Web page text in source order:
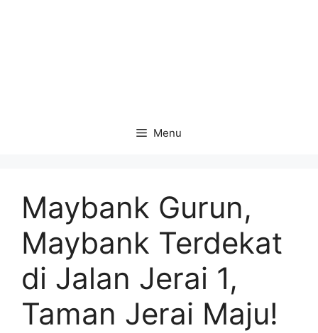
Menu
Maybank Gurun,
Maybank Terdekat
di Jalan Jerai 1,
Taman Jerai Maju!